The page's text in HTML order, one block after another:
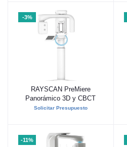
-3%
Añadir al carrito
RAYSCAN PreMiere
Panorámico 3D y CBCT
Solicitar Presupuesto
-11%